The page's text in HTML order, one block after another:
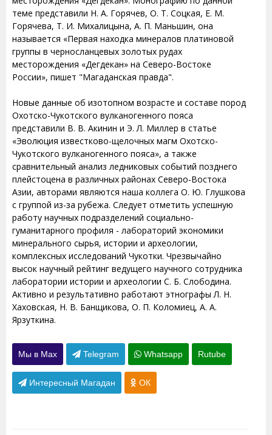
теме представили Н. А. Горячев, О. Т. Соцкая, Е. М.
Горячева, Т. И. Михалицына, А. П. Маньшин, она
называется «Первая находка минералов платиновой
группы в черносланцевых золотых рудах
месторождения «Дегдекан» на Северо-Востоке
России», пишет "Магаданская правда".
Новые данные об изотопном возрасте и составе пород
Охотско-Чукотского вулканогенного пояса
представили В. В. Акинин и Э. Л. Миллер в статье
«Эволюция известково-щелочных магм Охотско-
Чукотского вулканогенного пояса», а также
сравнительный анализ ледниковых событий позднего
плейстоцена в различных районах Северо-Востока
Азии, авторами являются наша коллега О. Ю. Глушкова
с группой из-за рубежа. Следует отметить успешную
работу научных подразделений социально-
гуманитарного профиля - лабораторий экономики
минерального сырья, истории и археологии,
комплексных исследований Чукотки. Чрезвычайно
высок научный рейтинг ведущего научного сотрудника
лаборатории истории и археологии С. Б. Слободина.
Активно и результативно работают этнографы Л. Н.
Хаховская, Н. В. Банщикова, О. П. Коломиец, А. А.
Ярзуткина.
Мы в Max Telegram Whatsapp Rutube
Интересный Магадан ОК